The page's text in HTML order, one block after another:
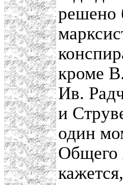
решено
кроме
Ив.
и
один
Общего